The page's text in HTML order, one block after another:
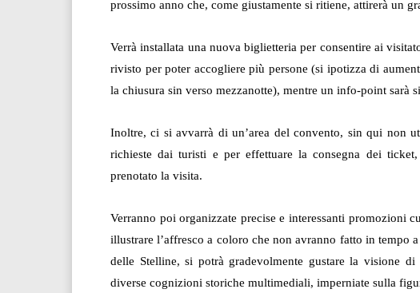
prossimo anno che, come giustamente si ritiene, attirerà un
Verrà installata una nuova biglietteria per consentire ai
rivisto per poter accogliere più persone (si ipotizza di
la chiusura sin verso mezzanotte), mentre un info-point sarà
Inoltre, ci si avvarrà di un’area del convento, sin qui non
richieste dai turisti e per effettuare la consegna dei
prenotato la visita.
Verranno poi organizzate precise e interessanti promozioni
illustrare l’affresco a coloro che non avranno fatto in tempo
delle Stelline, si potrà gradevolmente gustare la visione
diverse cognizioni storiche multimediali, imperniate sulla